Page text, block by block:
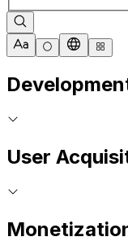
User